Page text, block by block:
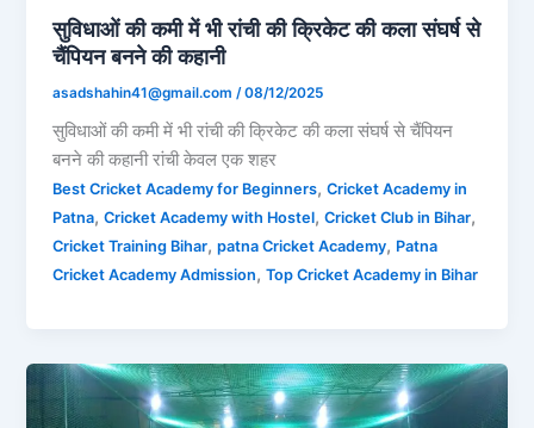
सुविधाओं की कमी में भी रांची की क्रिकेट की कला संघर्ष से
चैंपियन बनने की कहानी
asadshahin41@gmail.com /08/12/2025
सुविधाओं की कमी में भी रांची की क्रिकेट की कला संघर्ष से चैंपियन
बनने की कहानी रांची केवल एक शहर
Best Cricket Academy for Beginners,Cricket Academy in
Patna,Cricket Academy with Hostel,Cricket Club in Bihar,
Cricket Training Bihar,patna Cricket Academy, Patna
Cricket Academy Admission,Top Cricket Academy in Bihar